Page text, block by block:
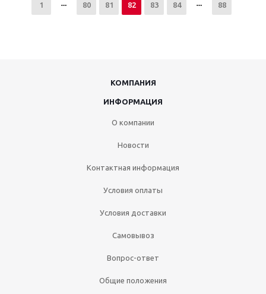
1 80 81 82 83 84 88
КОМПАНИЯ
ИНФОРМАЦИЯ
О компании
Новости
Контактная информация
Условия оплаты
Условия доставки
Самовывоз
Вопрос-ответ
Общие положения